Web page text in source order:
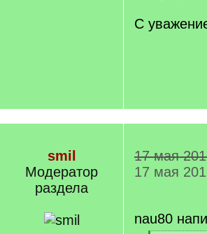
С
smil
Модератор
раздела
17 мая
17 мая
nau80